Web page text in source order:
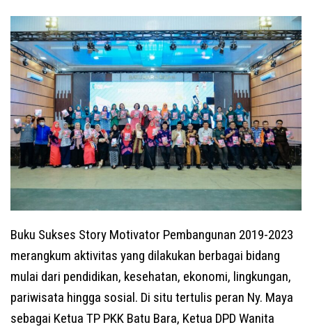
Buku Sukses Story Motivator Pembangunan 2019-2023
merangkum aktivitas yang dilakukan berbagai bidang
mulai dari pendidikan, kesehatan, ekonomi, lingkungan,
pariwisata hingga sosial. Di situ tertulis peran Ny. Maya
sebagai Ketua TP PKK Batu Bara, Ketua DPD Wanita